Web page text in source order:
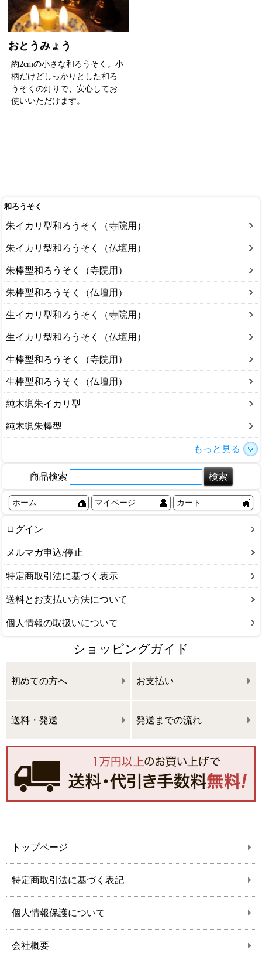
おとうみょう
約2cmの小さな和ろうそく。小
柄だけどしっかりとした和ろ
うそくの灯りで、安心してお
使いいただけます。
和ろうそく
朱イカリ型和ろうそく（寺院用）
朱イカリ型和ろうそく（仏壇用）
朱棒型和ろうそく（寺院用）
朱棒型和ろうそく（仏壇用）
生イカリ型和ろうそく（寺院用）
生イカリ型和ろうそく（仏壇用）
生棒型和ろうそく（寺院用）
生棒型和ろうそく（仏壇用）
純木蝋朱イカリ型
純木蝋朱棒型
もっと見る
商品検索
ホーム マイページ カート
ログイン
メルマガ申込/停止
特定商取引法に基づく表示
送料とお支払い方法について
個人情報の取扱いについて
ショッピングガイド
初めての方へ お支払い
送料・発送 発送までの流れ
トップページ
特定商取引法に基づく表記
個人情報保護について
会社概要